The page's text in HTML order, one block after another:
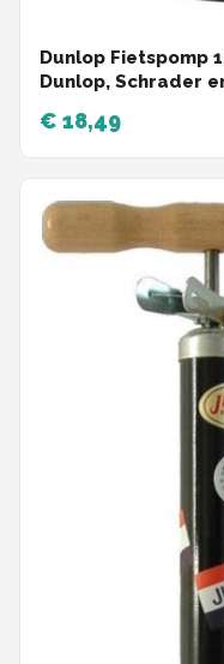
Dunlop Fietspomp
Dunlop, Schrader
Pomp Incl.
Ballen - Ook voor
x 22,1 cm
€ 18,49